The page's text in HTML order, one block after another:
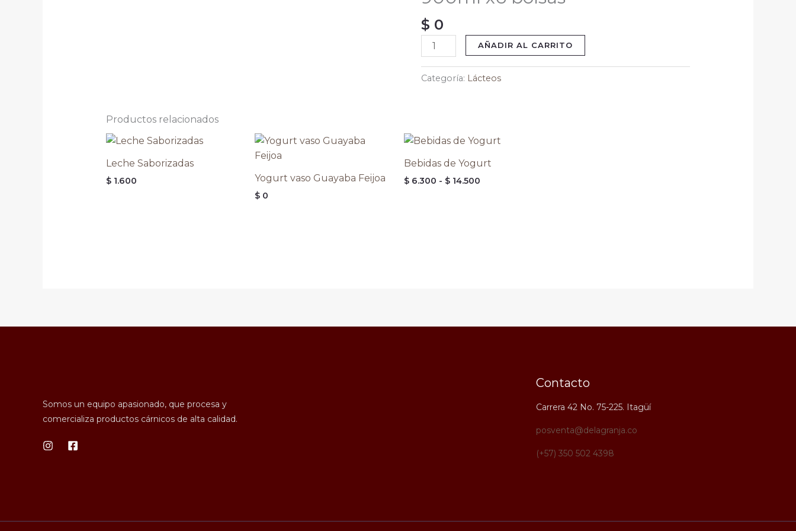
$ 0
bolsas
cantidad
AÑADIR AL CARRITO
Categoría: Lácteos
Productos relacionados
Leche Saborizadas
$1.600 Yogurt vaso Guayaba Feijoa
$ 0
Bebidas de Yogurt
$ 6.300 - $ 14.500
Rango
de
precios:
desde
Somos un equipo apasionado, que procesa y
comercializa productos cárnicos de alta calidad.
Contacto
Carrera 42 No. 75-225. Itagüí
posventa@delagranja.co
(+57) 350 502 4398